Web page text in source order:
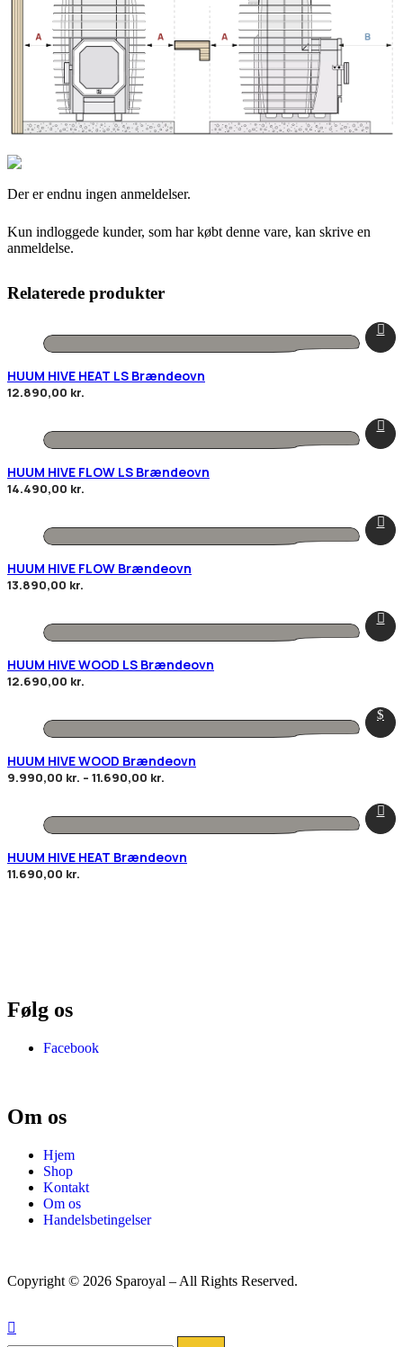
Der er endnu ingen anmeldelser.
Kun indloggede kunder, som har købt denne vare, kan skrive en
anmeldelse.
Relaterede produkter
HUUM HIVE HEAT LS Brændeovn
12.890,00 kr.
HUUM HIVE FLOW LS Brændeovn
14.490,00 kr.
HUUM HIVE FLOW Brændeovn
13.890,00 kr.
HUUM HIVE WOOD LS Brændeovn
12.690,00 kr.
HUUM HIVE WOOD Brændeovn
9.990,00 kr. – 11.690,00 kr.
HUUM HIVE HEAT Brændeovn
11.690,00 kr.
Følg os
Facebook
Om os
Hjem
Shop
Kontakt
Om os
Handelsbetingelser
Copyright © 2026 Sparoyal – All Rights Reserved.